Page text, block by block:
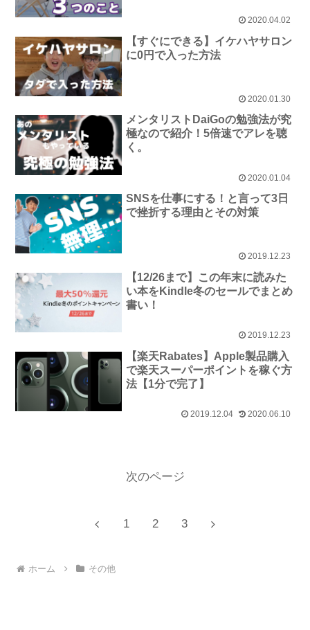
2020.04.02
【すぐにできる】イケハヤサロン
に0円で入った方法
2020.01.30
メンタリストDaiGoの勉強法が究
極なので紹介！5倍速でアレを聴
く。
2020.01.04
SNSを仕事にする！と言って3日
で挫折する理由とその対策
2019.12.23
【12/26まで】この年末に読みた
い本をKindle冬のセールでまとめ
書い！
2019.12.23
【楽天Rabates】Apple製品購入
で楽天スーパーポイントを稼ぐ方
法【1分で完了】
2019.12.04 2020.06.10
次のページ
前
1 2 3
次
ホーム その他